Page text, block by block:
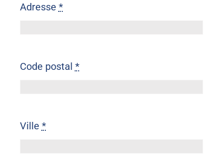
Adresse *
Code postal *
Ville *